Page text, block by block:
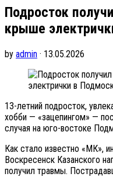
Подросток
крыше
by admin · 13.05.2026
13-летний подросток,
хобби — «зацепингом» —
случая на юго-востоке
Как стало известно «МК»,
Воскресенск Казанского
получил травмы.